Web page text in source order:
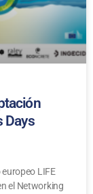
Days
LIFE
el Networking